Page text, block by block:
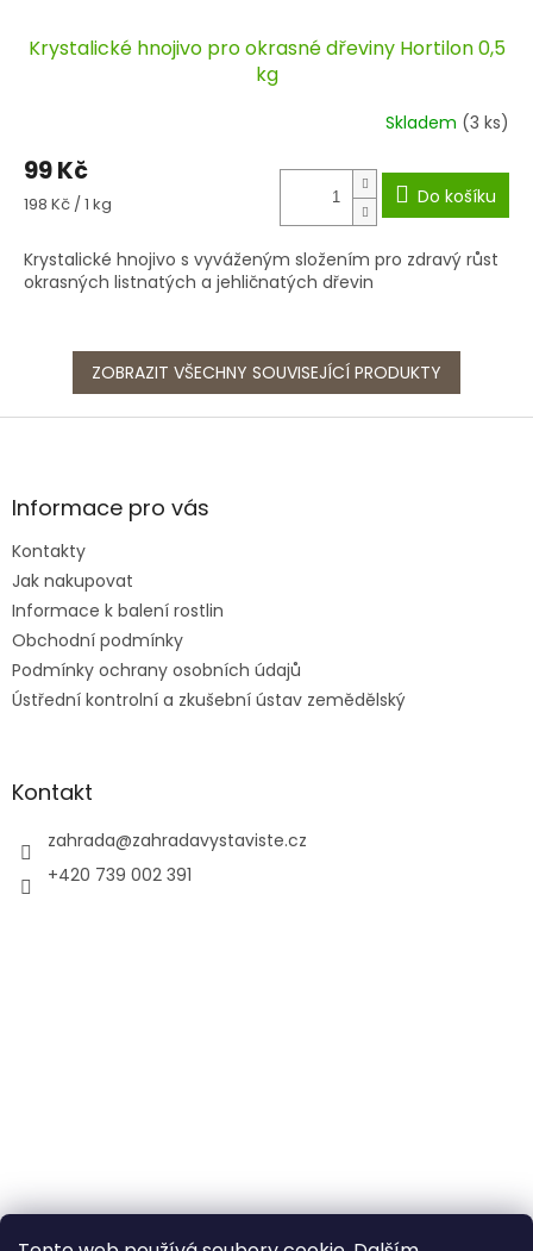
Krystalické hnojivo pro okrasné dřeviny Hortilon 0,5
kg
Skladem (3 ks)
99 Kč
Měrná
198 Kč / 1 kg Do košíku
Krystalické hnojivo s vyváženým složením pro zdravý růst
okrasných listnatých a jehličnatých dřevin
ZOBRAZIT VŠECHNY SOUVISEJÍCÍ PRODUKTY
Z
aInformace pro vás
Kontakty
Jak nakupovat
Informace k balení rostlin
Obchodní podmínky
Podmínky ochrany osobních údajů
Ústřední kontrolní a zkušební ústav zemědělský
Kontakt
zahrada@zahradavystaviste.cz
+420 739 002 391